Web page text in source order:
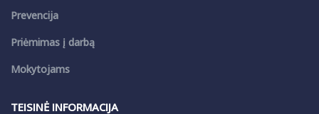
Prevencija
Priėmimas į darbą
Mokytojams
TEISINĖ INFORMACIJA